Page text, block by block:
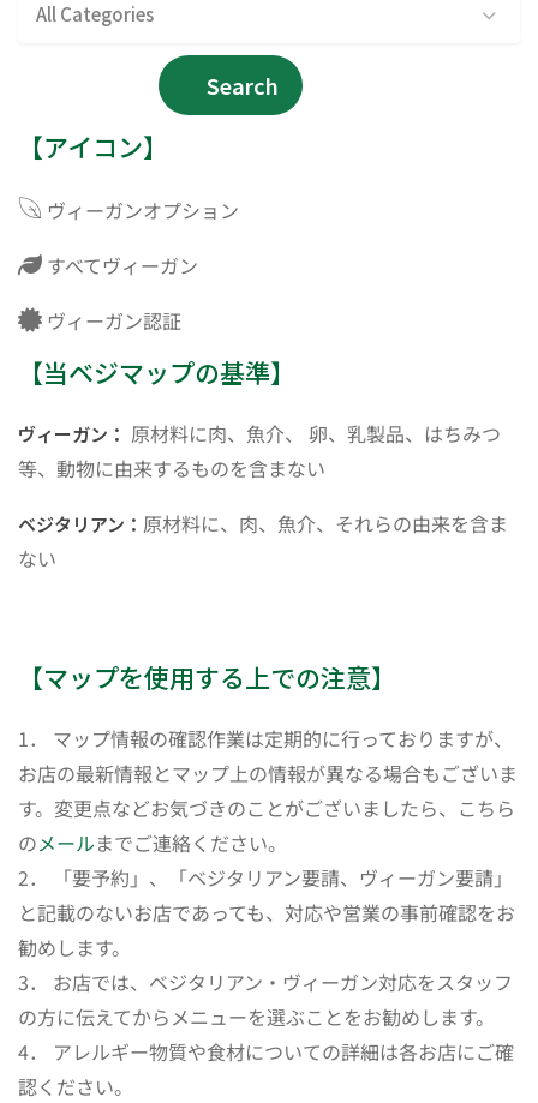
All Categories
Search
【アイコン】
ヴィーガンオプション
すべてヴィーガン
ヴィーガン認証
【当ベジマップの基準】
ヴィーガン： 原材料に肉、魚介、 卵、乳製品、はちみつ
等、動物に由来するものを含まない
ベジタリアン： 原材料に、肉、魚介、それらの由来を含ま
ない
【マップを使用する上での注意】
1． マップ情報の確認作業は定期的に行っておりますが、
お店の最新情報とマップ上の情報が異なる場合もございま
す。変更点などお気づきのことがございましたら、こちら
のメールまでご連絡ください。
2． 「要予約」、「ベジタリアン要請、ヴィーガン要請」
と記載のないお店であっても、対応や営業の事前確認をお
勧めします。
3． お店では、ベジタリアン・ヴィーガン対応をスタッフ
の方に伝えてからメニューを選ぶことをお勧めします。
4． アレルギー物質や食材についての詳細は各お店にご確
認ください。